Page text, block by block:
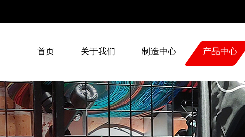
首页 关于我们 制造中心 产品中心